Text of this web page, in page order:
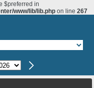
$preferred in
www/lib/lib.php on line 267